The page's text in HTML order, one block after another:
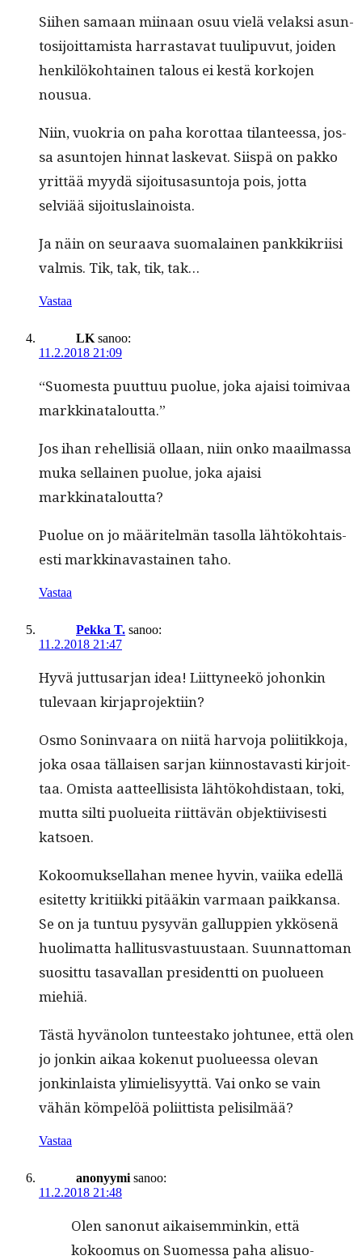
Siihen samaan miinaan osuu vielä velak­si asun­
tosi­joit­tamista har­ras­ta­vat tuulipu­vut, joiden
henkilöko­htainen talous ei kestä korko­jen
nousua.
Niin, vuokria on paha korot­taa tilanteessa, jos­
sa asun­to­jen hin­nat laske­vat. Siis­pä on pakko
yrit­tää myy­dä sijoi­tusasun­to­ja pois, jot­ta
selviää sijoituslainoista.
Ja näin on seu­raa­va suo­ma­lainen pankkikri­isi
valmis. Tik, tak, tik, tak…
Vastaa
LK sanoo:
11.2.2018 21:09
“Suomes­ta puut­tuu puolue, joka ajaisi toimi­vaa
markkinataloutta.”
Jos ihan rehellisiä ollaan, niin onko maail­mas­sa
muka sel­l­ainen puolue, joka ajaisi
markkinataloutta?
Puolue on jo määritelmän tasol­la lähtöko­htais­
es­ti markki­navas­tainen taho.
Vastaa
Pekka T. sanoo:
11.2.2018 21:47
Hyvä jut­tusar­jan idea! Liit­tyneekö johonkin
tule­vaan kirjaprojektiin?
Osmo Son­in­vaara on niitä har­vo­ja poli­itikko­ja,
joka osaa täl­laisen sar­jan kiin­nos­tavasti kir­joit­
taa. Omista aat­teel­li­sista lähtöko­hdis­taan, toki,
mut­ta silti puoluei­ta riit­tävän objek­ti­ivis­es­ti
katsoen.
Kokoomuk­sel­la­han menee hyvin, vai­ika edel­lä
esitet­ty kri­ti­ik­ki pitääkin var­maan paikkansa.
Se on ja tun­tuu pysyvän gallup­pi­en ykkösenä
huoli­mat­ta hal­li­tus­vas­tu­us­taan. Suun­nat­toman
suosit­tu tasaval­lan pres­i­dent­ti on puolueen
miehiä.
Tästä hyvänolon tun­teestako johtunee, että olen
jo jonkin aikaa kokenut puolueessa ole­van
jonkin­laista ylim­ielisyyt­tä. Vai onko se vain
vähän köm­pelöä poli­it­tista pelisilmää?
Vastaa
anonyymi sanoo:
11.2.2018 21:48
Olen sanonut aikaisem­minkin, että
kokoomus on Suomes­sa paha alisuo­